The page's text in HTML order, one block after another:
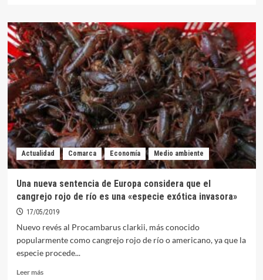
Incendio
en
la
zona
de
Maiserrana
de
Orellana
la
Vieja
Actualidad Comarca Economía Medio ambiente
Una nueva sentencia de Europa considera que el
cangrejo rojo de río es una «especie exótica invasora»
17/05/2019
Nuevo revés al Procambarus clarkii, más conocido
popularmente como cangrejo rojo de río o americano, ya que la
especie procede...
Leer másLeer